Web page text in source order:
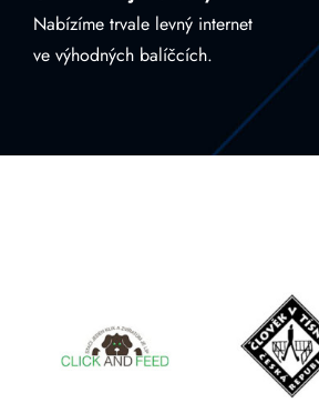
Nabízíme trvale levný internet
ve výhodných balíčcích.